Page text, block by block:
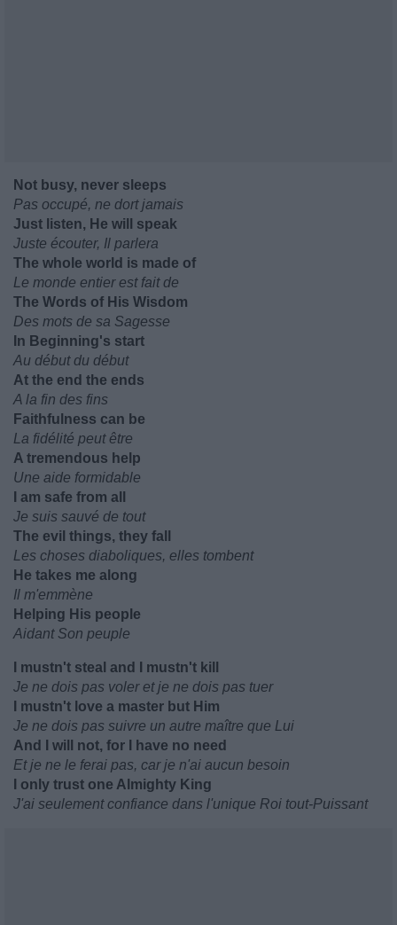
Not busy, never sleeps
Pas occupé, ne dort jamais
Just listen, He will speak
Juste écouter, Il parlera
The whole world is made of
Le monde entier est fait de
The Words of His Wisdom
Des mots de sa Sagesse
In Beginning's start
Au début du début
At the end the ends
A la fin des fins
Faithfulness can be
La fidélité peut être
A tremendous help
Une aide formidable
I am safe from all
Je suis sauvé de tout
The evil things, they fall
Les choses diaboliques, elles tombent
He takes me along
Il m'emmène
Helping His people
Aidant Son peuple
I mustn't steal and I mustn't kill
Je ne dois pas voler et je ne dois pas tuer
I mustn't love a master but Him
Je ne dois pas suivre un autre maître que Lui
And I will not, for I have no need
Et je ne le ferai pas, car je n'ai aucun besoin
I only trust one Almighty King
J'ai seulement confiance dans l'unique Roi tout-Puissant